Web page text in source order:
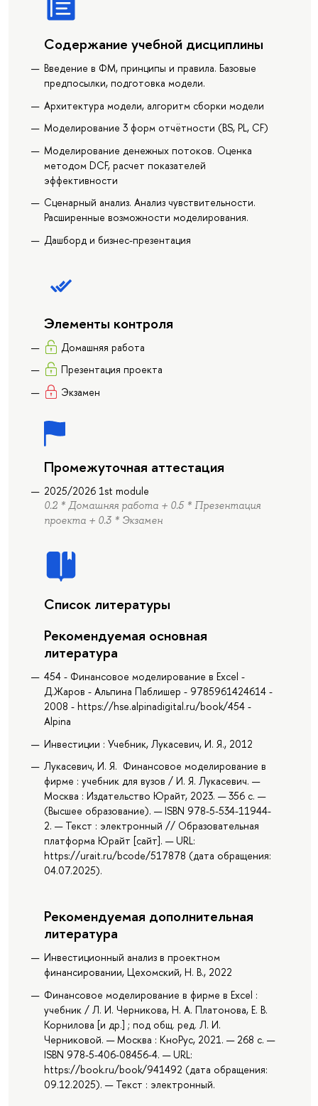
Содержание учебной дисциплины
Введение в ФМ, принципы и правила. Базовые
предпосылки, подготовка модели.
Архитектура модели, алгоритм сборки модели
Моделирование 3 форм отчётности (BS, PL, CF)
Моделирование денежных потоков. Оценка
методом DCF, расчет показателей
эффективности
Сценарный анализ. Анализ чувствительности.
Расширенные возможности моделирования.
Дашборд и бизнес-презентация
Элементы контроля
Домашняя работа
Презентация проекта
Экзамен
Промежуточная аттестация
2025/2026 1st module
0.2 * Домашняя работа + 0.5 * Презентация
проекта + 0.3 * Экзамен
Список литературы
Рекомендуемая основная
литература
454 - Финансовое моделирование в Excel -
Д.Жаров - Альпина Паблишер - 9785961424614 -
2008 - https://hse.alpinadigital.ru/book/454 -
Alpina
Инвестиции : Учебник, Лукасевич, И. Я., 2012
Лукасевич, И. Я. Финансовое моделирование в
фирме : учебник для вузов / И. Я. Лукасевич. —
Москва : Издательство Юрайт, 2023. — 356 с. —
(Высшее образование). — ISBN 978-5-534-11944-
2. — Текст : электронный // Образовательная
платформа Юрайт [сайт]. — URL:
https://urait.ru/bcode/517878 (дата обращения:
04.07.2025).
Рекомендуемая дополнительная
литература
Инвестиционный анализ в проектном
финансировании, Цехомский, Н. В., 2022
Финансовое моделирование в фирме в Excel :
учебник / Л. И. Черникова, Н. А. Платонова, Е. В.
Корнилова [и др.] ; под общ. ред. Л. И.
Черниковой. — Москва : КноРус, 2021. — 268 с. —
ISBN 978-5-406-08456-4. — URL:
https://book.ru/book/941492 (дата обращения:
09.12.2025). — Текст : электронный.